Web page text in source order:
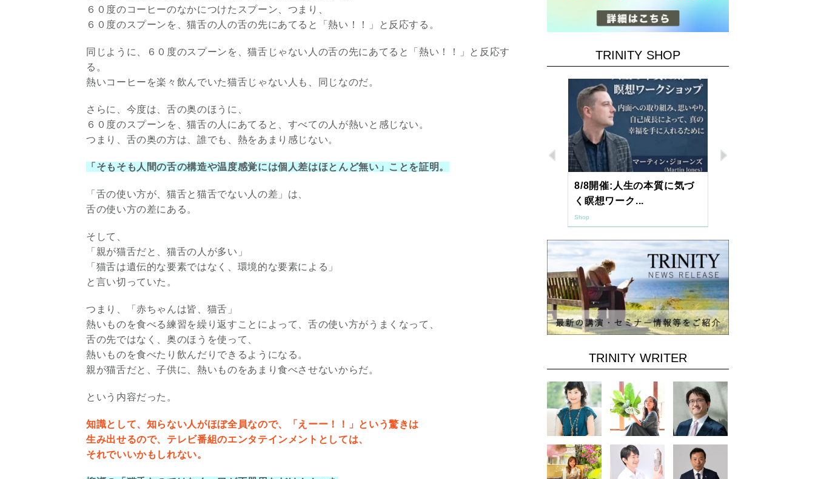
６０度のコーヒーのなかにつけたスプーン、つまり、
６０度のスプーンを、猫舌の人の舌の先にあてると「熱い！！」と反応する。
同じように、６０度のスプーンを、猫舌じゃない人の舌の先にあてると「熱い！！」と反応す
る。
熱いコーヒーを楽々飲んでいた猫舌じゃない人も、同じなのだ。
さらに、今度は、舌の奥のほうに、
６０度のスプーンを、猫舌の人にあてると、すべての人が熱いと感じない。
つまり、舌の奥の方は、誰でも、熱をあまり感じない。
「そもそも人間の舌の構造や温度感覚には個人差はほとんど無い」ことを証明。
「舌の使い方が、猫舌と猫舌でない人の差」は、
舌の使い方の差にある。
そして、
「親が猫舌だと、猫舌の人が多い」
「猫舌は遺伝的な要素ではなく、環境的な要素による」
と言い切っていた。
つまり、「赤ちゃんは皆、猫舌」
熱いものを食べる練習を繰り返すことによって、舌の使い方がうまくなって、
舌の先ではなく、奥のほうを使って、
熱いものを食べたり飲んだりできるようになる。
親が猫舌だと、子供に、熱いものをあまり食べさせないからだ。
という内容だった。
知識として、知らない人がほぼ全員なので、「えーー！！」という驚きは
生み出せるので、テレビ番組のエンタテインメントとしては、
それでいいかもしれない。
TRINITY SHOP
Previous
8/8開催:人生の本質に気づ
く瞑想ワーク...
Shop
TRINITY WRITER